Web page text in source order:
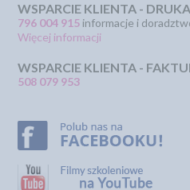
WSPARCIE KLIENTA -
796 004 915 informacje i
Więcej informacji
WSPARCIE KLIENTA -
508 079 953